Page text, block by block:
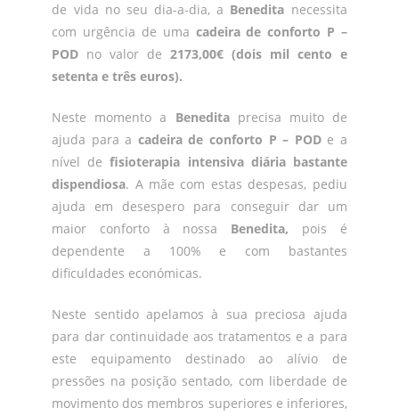
de vida no seu dia-a-dia, a Benedita necessita
com urgência de uma cadeira de conforto P –
POD no valor de 2173,00€ (dois mil cento e
setenta e três euros).
Neste momento a Beneditaprecisa muito de
ajuda para a cadeira de conforto P – POD e a
nível defisioterapia intensiva diária bastante
dispendiosa. A mãe com estas despesas, pediu
ajuda em desespero para conseguir dar um
maior conforto à nossa Benedita, pois é
dependente a 100% e com bastantes
dificuldades económicas.
Neste sentido apelamos à sua preciosa ajuda
para dar continuidade aos tratamentos e a para
este equipamento destinado ao alívio de
pressões na posição sentado, com liberdade de
movimento dos membros superiores e inferiores,